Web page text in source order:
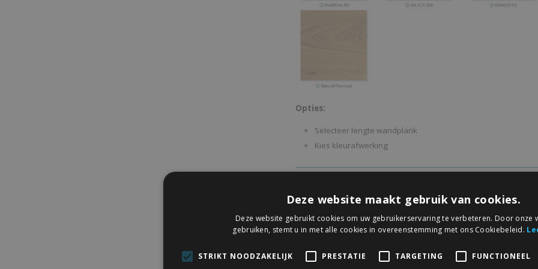
Opties:
Selecteer lengte wandplank
Kies kleurafwerking
Let op:
eikenhout is een natuurproduct. Onze
uit één stuk vervaardigd, maar kunnen in de diepte uit
kunnen lichte verschillen in kleur, nerf en structuur
Deze website maakt gebruik van cookies.
Deze website gebruikt cookies om uw gebruikerservaring te verbeteren. Door onze
gebruiken, stemt u in met alle cookies in overeenstemming met ons Cookiebeleid.
STRIKT NOODZAKELIJK PRESTATIE TARGETING FUNCTIONEEL